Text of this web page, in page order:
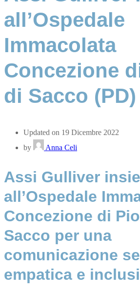
all’Ospedale
Immacolata
Concezione
di Sacco (PD)
Updated on 19 Dicembre 2022
by
Anna Celi
Assi Gulliver
all’Ospedale
Concezione di
Sacco per una
comunicazione
empatica e